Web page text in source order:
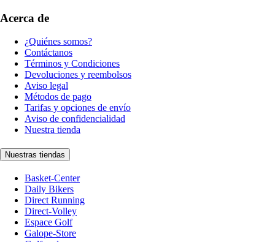
Acerca de
¿Quiénes somos?
Contáctanos
Términos y Condiciones
Devoluciones y reembolsos
Aviso legal
Métodos de pago
Tarifas y opciones de envío
Aviso de confidencialidad
Nuestra tienda
Nuestras tiendas
Basket-Center
Daily Bikers
Direct Running
Direct-Volley
Espace Golf
Galope-Store